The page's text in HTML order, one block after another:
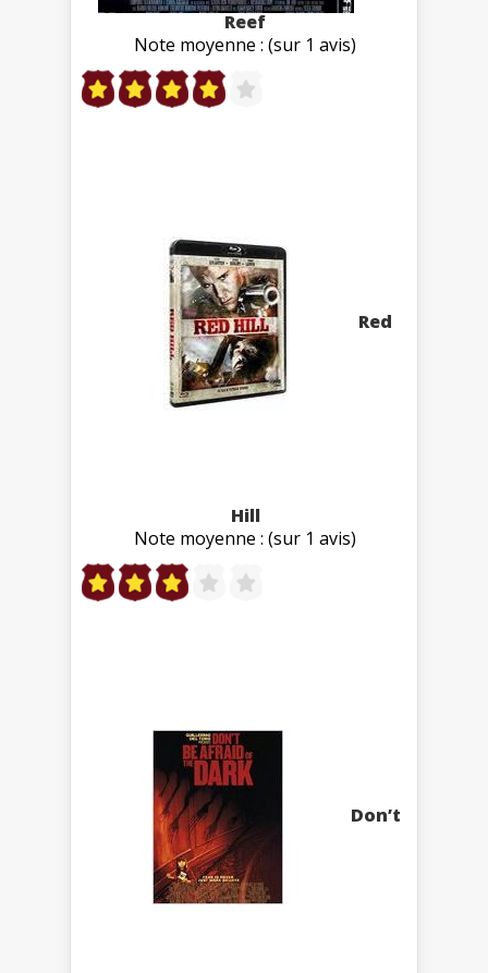
Reef
Note moyenne : (sur 1 avis)
Red
Hill
Note moyenne : (sur 1 avis)
Don’t